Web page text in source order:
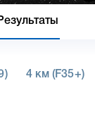
4 км (F35+)